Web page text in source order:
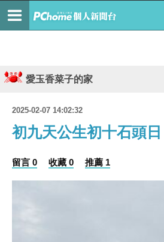
愛玉香菜子的家
2025-02-07 14:02:32
初九天公生初十石頭日
留言 0 收藏 0 推薦 1